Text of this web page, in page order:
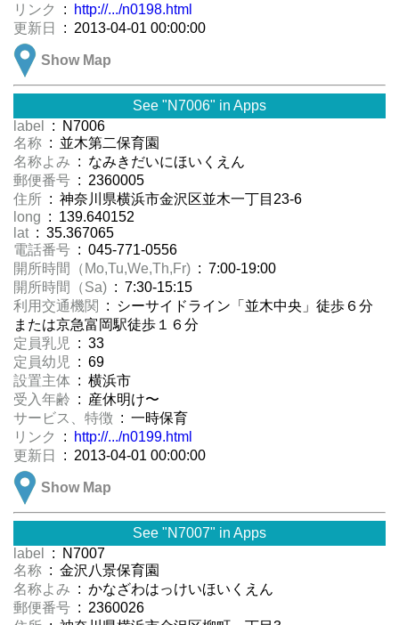
リンク
:
http://.../n0198.html
更新日
: 2013-04-01 00:00:00
Show Map
See "N7006" in Apps
label
: N7006
名称 : 並木第二保育園
名称よみ : なみきだいにほいくえん
郵便番号 : 2360005
住所 : 神奈川県横浜市金沢区並木一丁目23-6
long : 139.640152
lat : 35.367065
電話番号 : 045-771-0556
開所時間（Mo,Tu,We,Th,Fr) : 7:00-19:00
開所時間（Sa) : 7:30-15:15
利用交通機関
: シーサイドライン「並木中央」徒歩６分
または京急富岡駅徒歩１６分
定員乳児
: 33
定員幼児
: 69
設置主体 : 横浜市
受入年齢 : 産休明け〜
サービス、特徴 : 一時保育
リンク
:
http://.../n0199.html
更新日
: 2013-04-01 00:00:00
Show Map
See "N7007" in Apps
label
: N7007
名称 : 金沢八景保育園
名称よみ : かなざわはっけいほいくえん
郵便番号 : 2360026